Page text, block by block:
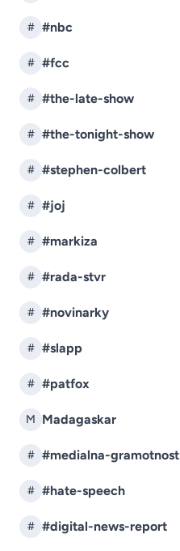
# #nbc
# #fcc
# #the-late-show
# #the-tonight-show
# #stephen-colbert
# #joj
# #markiza
# #rada-stvr
# #novinarky
# #slapp
# #patfox
M Madagaskar
# #medialna-gramotnost
# #hate-speech
# #digital-news-report